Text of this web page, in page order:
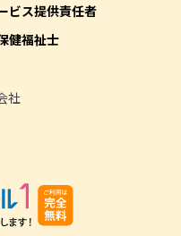
ビス提供責任者
健福祉士
社